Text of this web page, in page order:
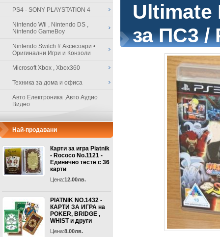
PS4 - SONY PLAYSTATION 4
Nintendo Wii , Nintendo DS ,
Nintendo GameBoy
Nintendo Switch # Аксесоари •
Оригинални Игри и Конзоли
Microsoft Xbox , Xbox360
Техника за дома и офиса
Авто Електроника ,Авто Аудио
Видео
Най-продавани
Карти за игра Piatnik
- Rococo No.1121 -
Единично тесте с 36
карти
Цена:12.00лв.
PIATNIK NO.1432 -
КАРТИ ЗА ИГРА на
POKER, BRIDGE ,
WHIST и други
Цена:8.00лв.
Ultimate
за ПС3 /